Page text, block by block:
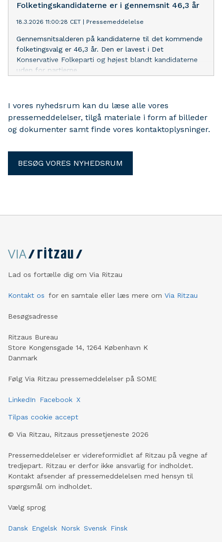
Folketingskandidaterne er i gennemsnit 46,3 år
18.3.2026 11:00:28 CET Pressemeddelelse
Gennemsnitsalderen på kandidaterne til det kommende
folketingsvalg er 46,3 år. Den er lavest i Det
Konservative Folkeparti og højest blandt kandidaterne
uden for partierne.
I vores nyhedsrum kan du læse alle vores
pressemeddelelser, tilgå materiale i form af billeder
og dokumenter samt finde vores kontaktoplysninger.
BESØG VORES NYHEDSRUM
Lad os fortælle dig om Via Ritzau
Kontakt os for en samtale eller læs mere om Via Ritzau
Besøgsadresse
Ritzaus Bureau
Store Kongensgade 14, 1264 København K
Danmark
Følg Via Ritzau pressemeddelelser på SOME
LinkedIn Facebook X
Tilpas cookie accept
© Via Ritzau, Ritzaus pressetjeneste 2026
Pressemeddelelser er videreformidlet af Ritzau på vegne af
tredjepart. Ritzau er derfor ikke ansvarlig for indholdet.
Kontakt afsender af pressemeddelelsen med hensyn til
spørgsmål om indholdet.
Vælg sprog
Dansk Engelsk Norsk Svensk Finsk